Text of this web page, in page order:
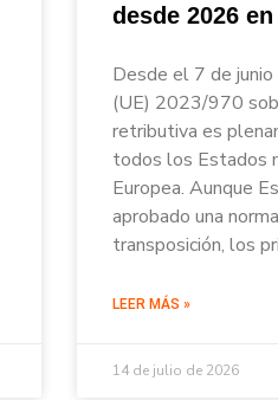
desde 2026
Desde el 7 de
(UE) 2023/970
retributiva es
todos los Estados
Europea. Aunque
aprobado una
transposición, los
LEER MÁS »
14 de julio de 2026